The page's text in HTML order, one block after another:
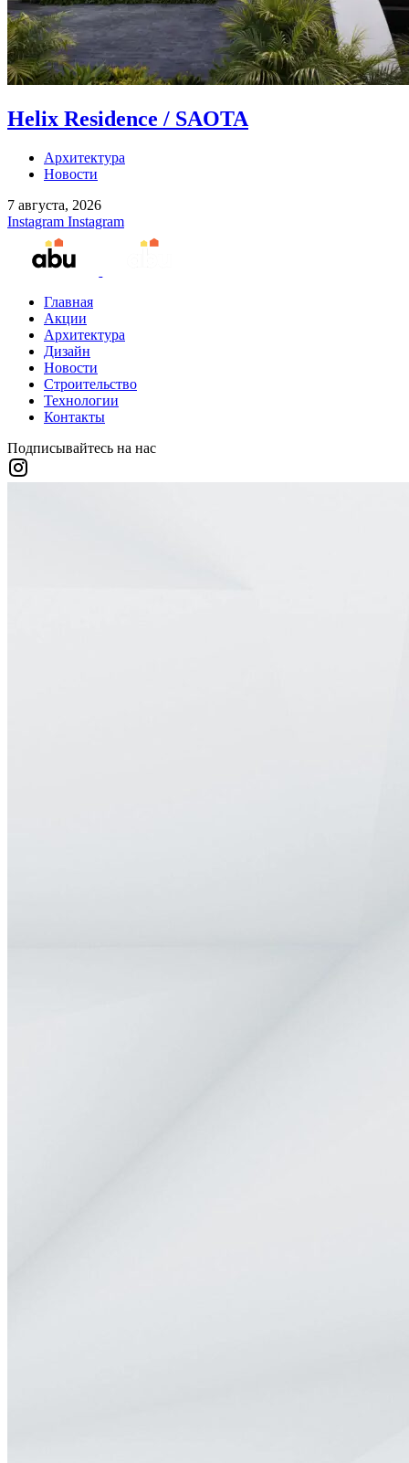
Helix Residence / SAOTA
Архитектура
Новости
7 августа, 2026
Instagram Instagram
Главная
Акции
Архитектура
Дизайн
Новости
Строительство
Технологии
Контакты
Подписывайтесь на нас